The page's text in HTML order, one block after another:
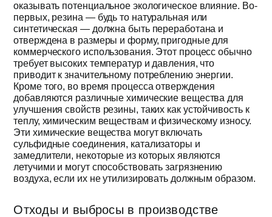
оказывать потенциальное экологическое влияние. Во-
первых, резина — будь то натуральная или
синтетическая — должна быть переработана и
отверждена в размеры и форму, пригодные для
коммерческого использования. Этот процесс обычно
требует высоких температур и давления, что
приводит к значительному потреблению энергии.
Кроме того, во время процесса отверждения
добавляются различные химические вещества для
улучшения свойств резины, таких как устойчивость к
теплу, химическим веществам и физическому износу.
Эти химические вещества могут включать
сульфидные соединения, катализаторы и
замедлители, некоторые из которых являются
летучими и могут способствовать загрязнению
воздуха, если их не утилизировать должным образом.
Отходы и выбросы в производстве